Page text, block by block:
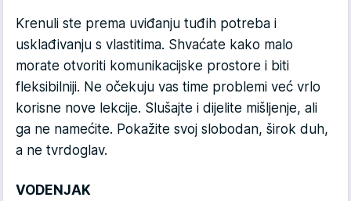
Krenuli ste prema uviđanju tuđih potreba i
usklađivanju s vlastitima. Shvaćate kako malo
morate otvoriti komunikacijske prostore i biti
fleksibilniji. Ne očekuju vas time problemi već vrlo
korisne nove lekcije. Slušajte i dijelite mišljenje, ali
ga ne namećite. Pokažite svoj slobodan, širok duh,
a ne tvrdoglav.
VODENJAK